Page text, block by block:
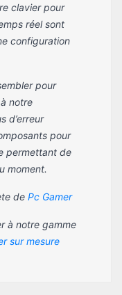
clavier pour
réel sont
configuration
pour
notre
d’erreur
pour
permettant de
moment.
de Pc Gamer
à notre gamme
sur mesure